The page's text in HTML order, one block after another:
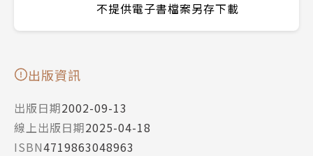
不提供電子書檔案另存下載
出版資訊
出版日期2002-09-13
線上出版日期2025-04-18
ISBN4719863048963